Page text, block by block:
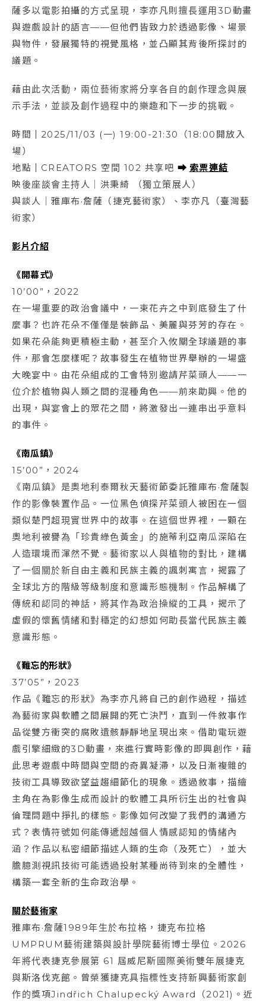
薩多以電影拍攝的方式呈現，李亦凡則擅長運用3D動畫
與遊戲設計的語言——但他們皆致力於透過影像、場景
與物件，發展獨特的視覺風格，並凸顯其背後所探討的
議題。
藉由此次活動，兩位藝術家將分享各自的創作理念與展
示手法，並談及創作過程中的樂趣和下一步的挑戰。
時間
2025/11/03 (一) 19:00-21:30（18:00開放入
場）
地點
CREATORS 空間 102 共享吧 ⮕ 索票連結
映後座談會主持人｜洪秉綺 （獨立策展人）
與談人｜雅庫布·詹薩（捷克藝術家）、李亦凡（臺灣藝
術家）
影片介紹
《開幕式》
10’00”，2022
在一場重要的政治會議中，一束花卉之中到底發生了什
麼事？也許花朵不僅僅是裝飾品、美麗與芬芳的存在。
如果花朵能夠更積極主動，甚至介入攸關全球議題的事
件，那會怎麼樣呢？故事發生在植物世界舉辦的一場盛
大晚宴中。由花朵組成的工會特別邀請芹菜頭人——一
位介於植物與人類之間的混種角色——前來助興。他的
出現，與宴會上的眾花之間，將激發出一連串出乎意料
的事件。
《南瓜鎮》
15’00”，2024
《南瓜鎮》是奧地利泰爾秋天藝術節委託雅庫布·詹薩製
作的影像裝置作品。一位黑色偵探芹菜頭人被困在一個
類似楚門超現實世界中的故事。在這個世界裡，一顆在
奧地利被譽為「珍貴綠色黃金」的施蒂利亞南瓜深陷在
人造環境而渾然不覺。藝術家以人與植物的對比，建構
了一個關於新自由主義和民族主義的諷刺寓言，揭露了
全球北方的階級等級制度和意識形態機制。作品解構了
傳統和認同的神話，將其作為政治操縱的工具，揭示了
虛假的懷舊情緒和對穩定的幻想如何助長當代民族主義
意識形態。
《難忘的形狀》
37’05”，2023
作品《難忘的形狀》為李亦凡將自己的創作過程，描述
為藝術家與軟體之間展開的死亡決鬥，直到一件敘事作
品從雙方衝突的腐敗遺骸靜靜地呈現出來。借助電玩遊
戲引擎細緻的3D動畫，來進行實時影像的即興創作，藉
此思考遊戲中時間與空間的奇異凝滯，以及日漸複雜的
技術工具導致欲望益趨細節化的現象。透過敘事，描繪
主角在為影像生成而設計的軟體工具所衍生出的社會與
倫理問題中掙扎的樣態。影像如何改變了我們的溝通方
式？表情符號如何能傳遞超越個人情感認知的情緒內
涵？作品以私密細節描述人類的生命（及死亡），並大
膽臆測視訊技術可能透過投射某種尚待到來的全體性，
構築一套全新的生命政治學。
關於藝術家
雅庫布·詹薩1989年生於布拉格，捷克布拉格
UMPRUM藝術建築與設計學院藝術博士學位。2026
年將代表捷克參展第 61 屆威尼斯國際美術雙年展捷克
與斯洛伐克館。曾榮獲捷克具指標性支持新興藝術家創
作的獎項Jindřich Chalupecký Award（2021)。近